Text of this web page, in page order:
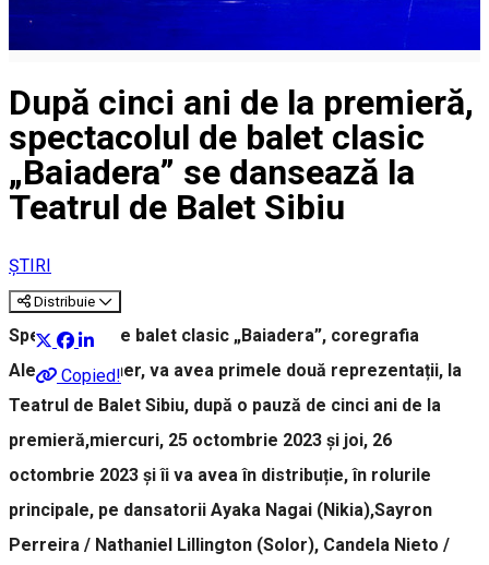
După cinci ani de la premieră,
spectacolul de balet clasic
„Baiadera” se dansează la
Teatrul de Balet Sibiu
ȘTIRI
Distribuie
Copied!
Spectacolul de balet clasic „Baiadera”, coregrafia
Aleisha Gardner, va avea primele două reprezentații, la
Teatrul de Balet Sibiu, după o pauză de cinci ani de la
premieră,miercuri, 25 octombrie 2023 și joi, 26
octombrie 2023 și îi va avea în distribuție, în rolurile
principale, pe dansatorii Ayaka Nagai (Nikia),Sayron
Perreira / Nathaniel Lillington (Solor), Candela Nieto /